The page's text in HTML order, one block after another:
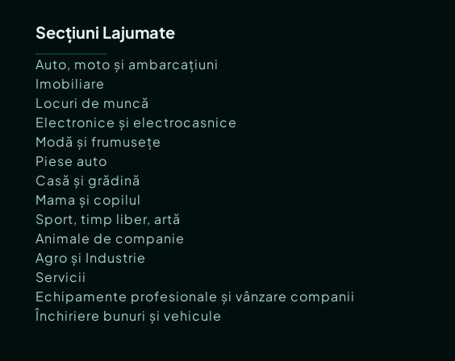
Secțiuni Lajumate
Auto, moto și ambarcațiuni
Imobiliare
Locuri de muncă
Electronice și electrocasnice
Modă și frumusețe
Piese auto
Casă și grădină
Mama și copilul
Sport, timp liber, artă
Animale de companie
Agro și Industrie
Servicii
Echipamente profesionale și vânzare companii
Închiriere bunuri și vehicule